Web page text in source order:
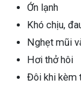
Ớn lạnh
Khó chịu,
Nghẹt mũi
Hơi thở hôi
Đôi khi kèm